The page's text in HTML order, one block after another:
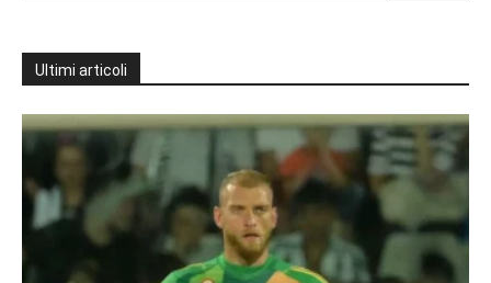
Ultimi articoli